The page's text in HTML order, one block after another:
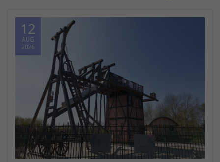
12
AUG
2026